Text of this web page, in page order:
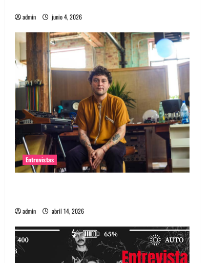
admin junio 4, 2026
Entrevistas
admin abril 14, 2026